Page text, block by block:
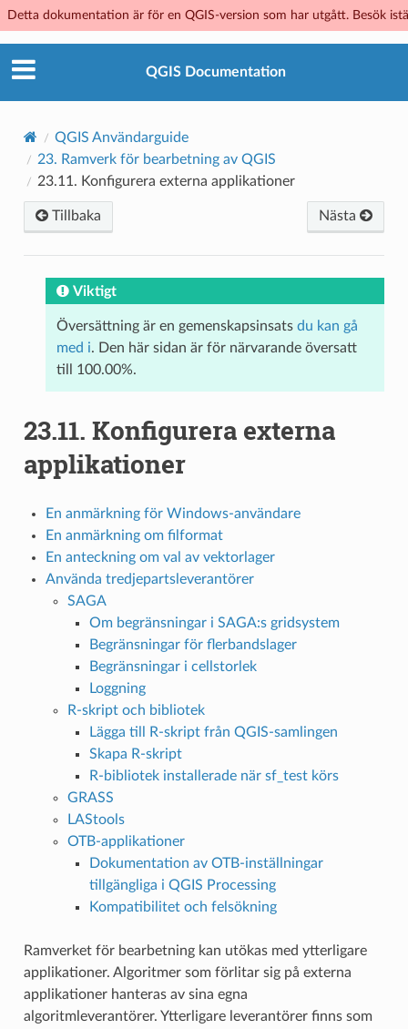
Detta dokumentation är för en QGIS-version som har utgått. Besök
QGIS Documentation
QGIS Användarguide
23. Ramverk för bearbetning av QGIS
23.11. Konfigurera externa applikationer
Tillbaka Nästa
Viktigt
Översättning är en gemenskapsinsats du kan gå
med i. Den här sidan är för närvarande översatt
till 100.00%.
23.11. Konfigurera externa
applikationer
En anmärkning för Windows-användare
En anmärkning om filformat
En anteckning om val av vektorlager
Använda tredjepartsleverantörer
SAGA
Om begränsningar i SAGA:s gridsystem
Begränsningar för flerbandslager
Begränsningar i cellstorlek
Loggning
R-skript och bibliotek
Lägga till R-skript från QGIS-samlingen
Skapa R-skript
R-bibliotek installerade när sf_test körs
GRASS
LAStools
OTB-applikationer
Dokumentation av OTB-inställningar
tillgängliga i QGIS Processing
Kompatibilitet och felsökning
Ramverket för bearbetning kan utökas med ytterligare
applikationer. Algoritmer som förlitar sig på externa
applikationer hanteras av sina egna
algoritmleverantörer. Ytterligare leverantörer finns som